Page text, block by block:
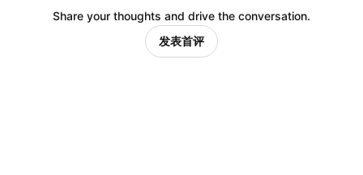
Share your thoughts and drive the conversation.
发表首评